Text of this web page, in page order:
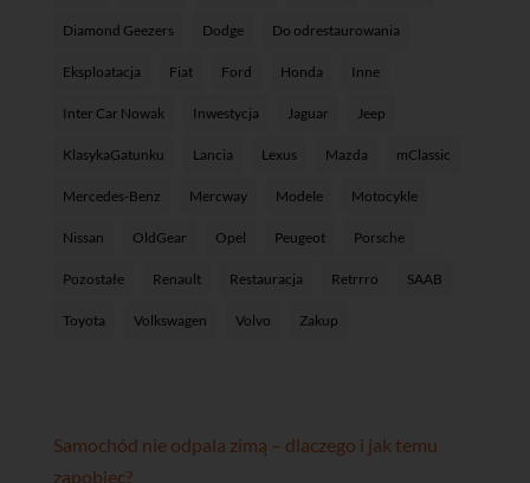
Diamond Geezers Dodge Do odrestaurowania
Eksploatacja Fiat Ford Honda Inne
Inter Car Nowak Inwestycja Jaguar Jeep
KlasykaGatunku Lancia Lexus Mazda mClassic
Mercedes-Benz Mercway Modele Motocykle
Nissan OldGear Opel Peugeot Porsche
Pozostałe Renault Restauracja Retrrro SAAB
Toyota Volkswagen Volvo Zakup
Samochód nie odpala zimą – dlaczego i jak temu
zapobiec?